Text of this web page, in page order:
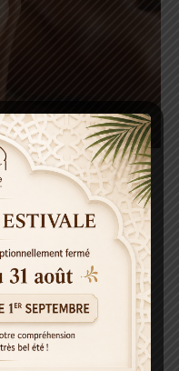
à partir de 70€
1H
70€